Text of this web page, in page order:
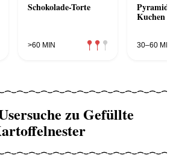
Schokolade-Torte
>60 MIN
Kuchen
30–60 MIN
zu Gefüllte